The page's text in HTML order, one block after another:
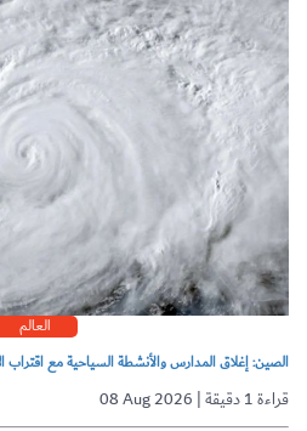
العالم
الصين: إغلاق المدارس والأنشطة السياحية مع اقتراب
08 Aug 2026 | قراءة 1 دقيقة